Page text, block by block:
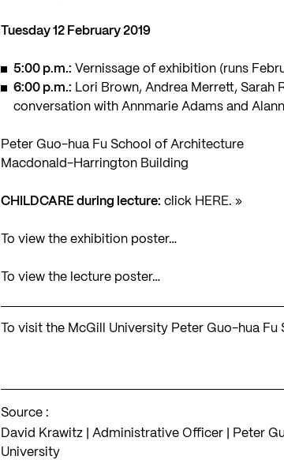
Tuesday 12 February 2019
5:00 p.m.: Vernissage ofexhibition (runs
6:00 p.m.: Lori Brown, Andrea Merrett, Sarah
conversation with Annmarie Adams and
Peter Guo-hua Fu School of Architecture
Macdonald-Harrington Building
CHILDCARE during lecture: click HERE. »
To view the exhibition poster…
To view the lecture poster…
To visit the McGill University Peter Guo-hua
Source :
David Krawitz | Administrative Officer | Peter
University